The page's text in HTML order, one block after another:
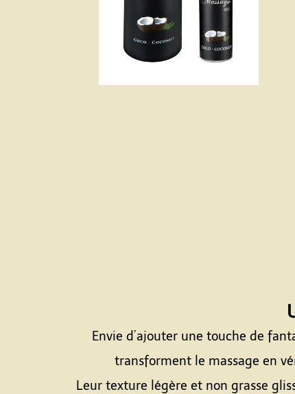
Envie d’ajouter une touche de
transforment le massage en
Leur texture légère et non grasse